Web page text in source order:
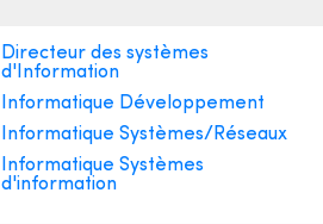
Directeur des systèmes
d'Information
Informatique Développement
Informatique Systèmes/Réseaux
Informatique Systèmes
d'information